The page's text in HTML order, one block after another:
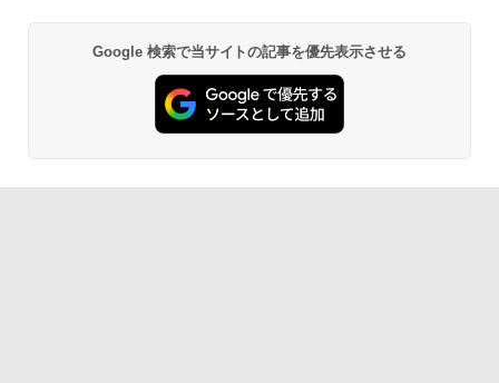
Google 検索で当サイトの記事を優先表示させる